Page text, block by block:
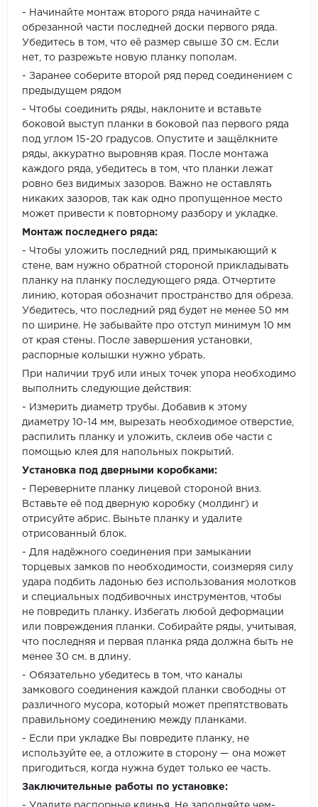
- Начинайте монтаж второго ряда начинайте с
обрезанной части последней доски первого ряда.
Убедитесь в том, что её размер свыше 30 см. Если
нет, то разрежьте новую планку пополам.
- Заранее соберите второй ряд перед соединением с
предыдущем рядом
- Чтобы соединить ряды, наклоните и вставьте
боковой выступ планки в боковой паз первого ряда
под углом 15-20 градусов. Опустите и защёлкните
ряды, аккуратно выровняв края. После монтажа
каждого ряда, убедитесь в том, что планки лежат
ровно без видимых зазоров. Важно не оставлять
никаких зазоров, так как одно пропущенное место
может привести к повторному разбору и укладке.
Монтаж последнего ряда:
- Чтобы уложить последний ряд, примыкающий к
стене, вам нужно обратной стороной прикладывать
планку на планку последующего ряда. Отчертите
линию, которая обозначит пространство для обреза.
Убедитесь, что последний ряд будет не менее 50 мм
по ширине. Не забывайте про отступ минимум 10 мм
от края стены. После завершения установки,
распорные колышки нужно убрать.
При наличии труб или иных точек упора необходимо
выполнить следующие действия:
- Измерить диаметр трубы. Добавив к этому
диаметру 10-14 мм, вырезать необходимое отверстие,
распилить планку и уложить, склеив обе части с
помощью клея для напольных покрытий.
Установка под дверными коробками:
- Переверните планку лицевой стороной вниз.
Вставьте её под дверную коробку (молдинг) и
отрисуйте абрис. Выньте планку и удалите
отрисованный блок.
- Для надёжного соединения при замыкании
торцевых замков по необходимости, соизмеряя силу
удара подбить ладонью без использования молотков
и специальных подбивочных инструментов, чтобы
не повредить планку. Избегать любой деформации
или повреждения планки. Собирайте ряды, учитывая,
что последняя и первая планка ряда должна быть не
менее 30 см. в длину.
- Обязательно убедитесь в том, что каналы
замкового соединения каждой планки свободны от
различного мусора, который может препятствовать
правильному соединению между планками.
- Если при укладке Вы повредите планку, не
используйте ее, а отложите в сторону — она может
пригодиться, когда нужна будет только ее часть.
Заключительные работы по установке: